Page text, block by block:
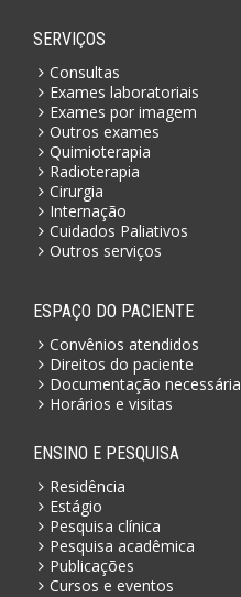
SERVIÇOS
Consultas
Exames laboratoriais
Exames por imagem
Outros exames
Quimioterapia
Radioterapia
Cirurgia
Internação
Cuidados Paliativos
Outros serviços
ESPAÇO DO PACIENTE
Convênios atendidos
Direitos do paciente
Documentação necessária
Horários e visitas
ENSINO E PESQUISA
Residência
Estágio
Pesquisa clínica
Pesquisa acadêmica
Publicações
Cursos e eventos